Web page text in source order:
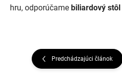
hru, odporúčame biliardový
Predchádzajúci článok